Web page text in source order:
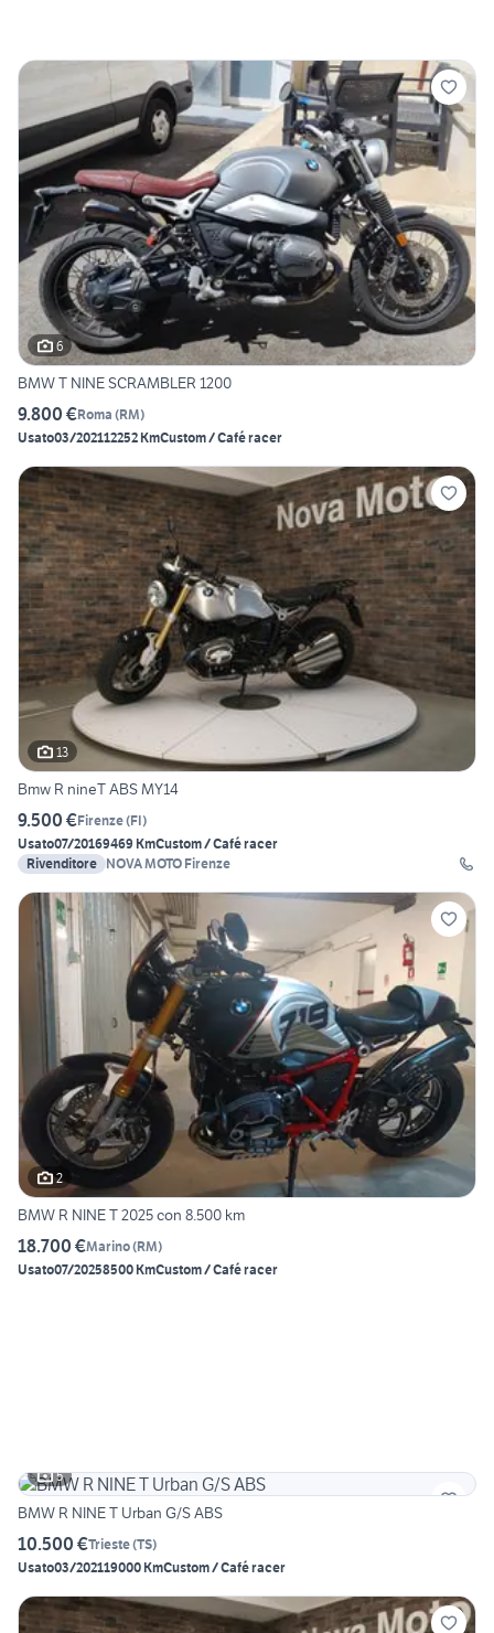
6
BMW T NINE SCRAMBLER 1200
9.800 €Roma (RM)
Usato03/202112252 KmCustom / Café racer
13
Bmw R nineT ABS MY14
9.500 €Firenze(FI)
Usato07/20169469 KmCustom / Café racer
Rivenditore NOVA MOTO Firenze
2
BMW R NINE T 2025 con 8.500 km
18.700 €Marino(RM)
Usato07/20258500 KmCustom / Café racer
5
BMW R NINE T Urban G/S ABS
10.500 €Trieste(TS)
Usato03/202119000 KmCustom / Café racer